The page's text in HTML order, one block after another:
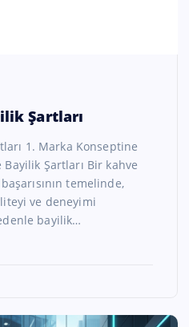
Şartları
1. Marka Konseptine
Şartları Bir kahve
temelinde,
ve deneyimi
bayilik…